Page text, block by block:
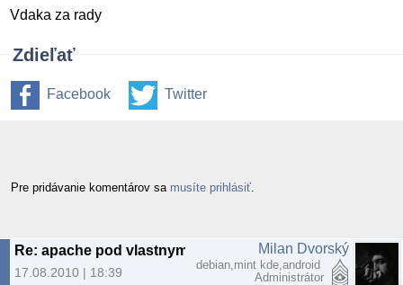
Vdaka za rady
Zdieľať
Facebook Twitter
Pre pridávanie komentárov sa musíte prihlásiť
17.08.2010 | 18:39
Milan Dvorský
debian,mint kde,android
Administrátor